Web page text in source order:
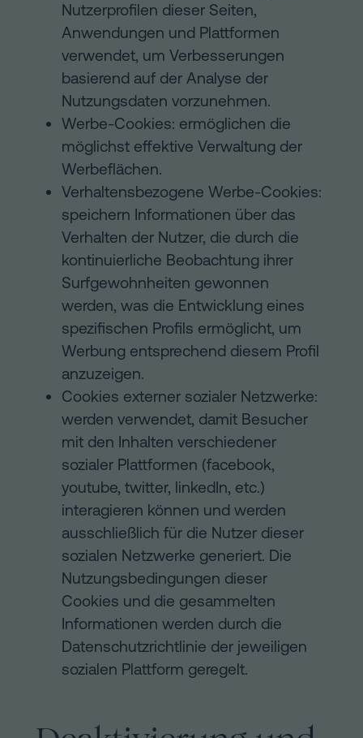
Nutzerprofilen dieser Seiten,
Anwendungen und Plattformen
verwendet, um Verbesserungen
basierend auf der Analyse der
Nutzungsdaten vorzunehmen.
Werbe-Cookies: ermöglichen die
möglichst effektive Verwaltung der
Werbeflächen.
Verhaltensbezogene Werbe-Cookies:
speichern Informationen über das
Verhalten der Nutzer, die durch die
kontinuierliche Beobachtung ihrer
Surfgewohnheiten gewonnen
werden, was die Entwicklung eines
spezifischen Profils ermöglicht, um
Werbung entsprechend diesem Profil
anzuzeigen.
Cookies externer sozialer Netzwerke:
werden verwendet, damit Besucher
mit den Inhalten verschiedener
sozialer Plattformen (facebook,
youtube, twitter, linkedIn, etc.)
interagieren können und werden
ausschließlich für die Nutzer dieser
sozialen Netzwerke generiert. Die
Nutzungsbedingungen dieser
Cookies und die gesammelten
Informationen werden durch die
Datenschutzrichtlinie der jeweiligen
sozialen Plattform geregelt.